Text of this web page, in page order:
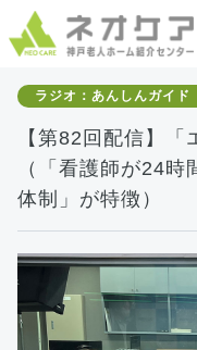
ラジオ：あんしんガイド
【第82回配信】
（「看護師が24
体制」が特徴）